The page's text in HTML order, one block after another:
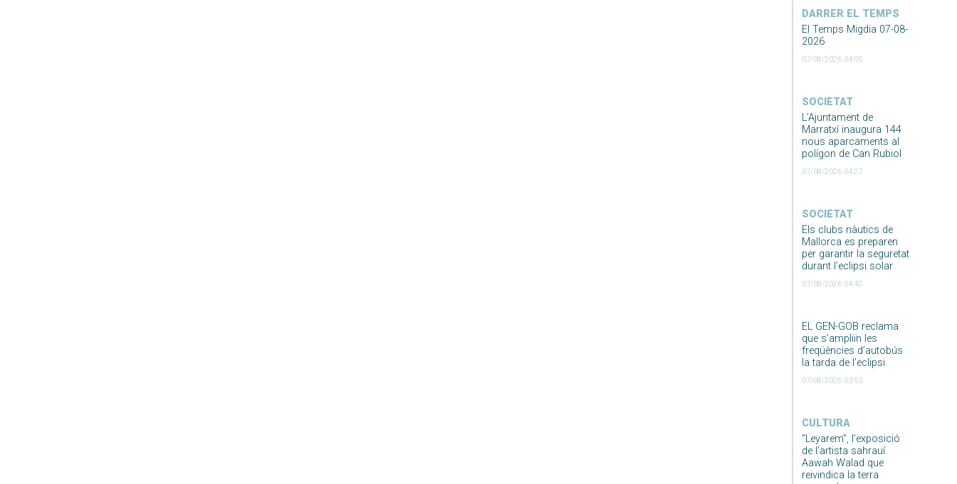
DARRER EL TEMPS
El Temps Migdia 07-08-
2026
07/08/2026 04:05
SOCIETAT
L’Ajuntament de
Marratxí inaugura 144
nous aparcaments al
polígon de Can Rubiol
07/08/2026 04:27
SOCIETAT
Els clubs nàutics de
Mallorca es preparen
per garantir la seguretat
durant l’eclipsi solar
07/08/2026 04:42
EL GEN-GOB reclama
que s’ampliïn les
freqüències d’autobús
la tarda de l’eclipsi
07/08/2026 03:53
CULTURA
“Leyarem”, l’exposició
de l’artista sahrauí
Aawah Walad que
reivindica la terra